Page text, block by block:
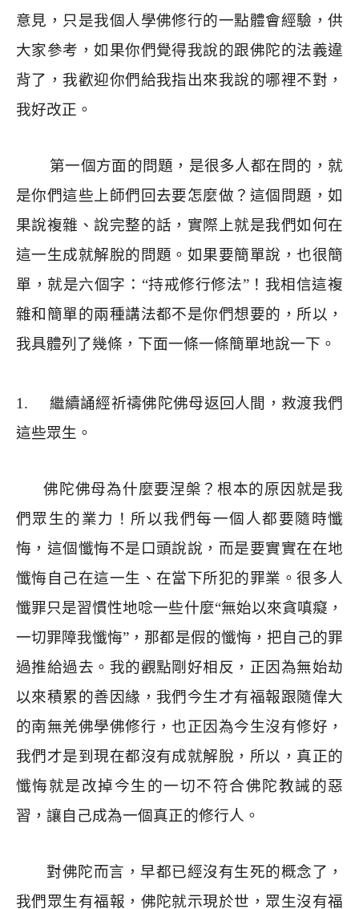
意見，只是我個人學佛修行的一點體會經驗，供
大家參考，如果你們覺得我說的跟佛陀的法義違
背了，我歡迎你們給我指出來我說的哪裡不對，
我好改正。
第一個方面的問題，是很多人都在問的，就
是你們這些上師們回去要怎麼做？這個問題，如
果說複雜、說完整的話，實際上就是我們如何在
這一生成就解脫的問題。如果要簡單說，也很簡
單，就是六個字： “持戒修行修法”！我相信這複
雜和簡單的兩種講法都不是你們想要的，所以，
我具體列了幾條，下面一條一條簡單地說一下。
1. 繼續誦經祈禱佛陀佛母返回人間，救渡我們
這些眾生。
佛陀佛母為什麼要涅槃？根本的原因就是我
們眾生的業力！所以我們每一個人都要隨時懺
悔，這個懺悔不是口頭說說，而是要實實在在地
懺悔自己在這一生、在當下所犯的罪業。很多人
懺罪只是習慣性地唸一些什麼“無始以來貪嗔癡，
一切罪障我懺悔” ，那都是假的懺悔，把自己的罪
過推給過去。我的觀點剛好相反，正因為無始劫
以來積累的善因緣，我們今生才有福報跟隨偉大
的南無羌佛學佛修行，也正因為今生沒有修好，
我們才是到現在都沒有成就解脫，所以，真正的
懺悔就是改掉今生的一切不符合佛陀教誡的惡
習，讓自己成為一個真正的修行人。
對佛陀而言，早都已經沒有生死的概念了，
我們眾生有福報，佛陀就示現於世，眾生沒有福